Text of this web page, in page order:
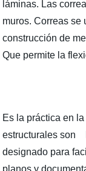
láminas. Las
muros. Correas se
construcción de
Que permite la
Es la práctica en
estructurales son
designado para
planos y